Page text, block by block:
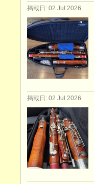
掲載日: 02 Jul 2026
掲載日: 02 Jul 2026